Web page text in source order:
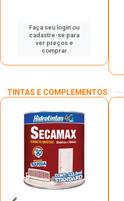
Faça seu login ou
cadastre-se para
ver preços e
comprar
TINTAS E COMPLEMENTOS